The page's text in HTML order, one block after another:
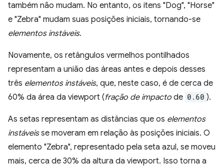
também não mudam. No entanto, os itens "Dog", "Horse"
e "Zebra" mudam suas posições iniciais, tornando-se
elementos instáveis.
Novamente, os retângulos vermelhos pontilhados
representam a união das áreas antes e depois desses
três elementos instáveis, que, neste caso, é de cerca de
60% da área da viewport (fração de impacto de 0.60 ).
As setas representam as distâncias que os elementos
instáveisse moveram em relação às posições iniciais. O
elemento "Zebra", representado pela seta azul, se moveu
mais, cerca de 30% da altura da viewport. Isso torna a